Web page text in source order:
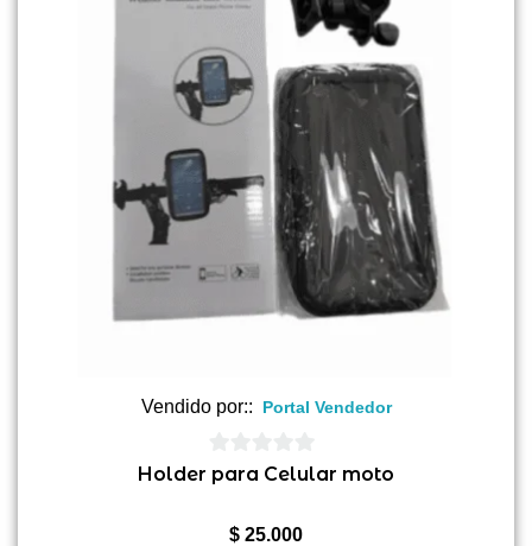
Vendido por:: Portal Vendedor
0
Holder para Celular moto
$ 25.000